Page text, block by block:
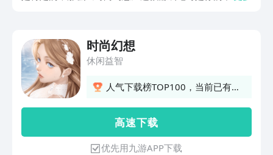
多样的换装玩法，还能邂逅浪漫的爱情故事，感受成长与
冒险的魅力。现在，就让我们一同探索如何通过九游平台
下载《时尚幻想》最新版本，开启这场令人心动的时尚之
旅。
时尚幻想
休闲益智
人气下载榜TOP100，当前已有5
高 速 下 载
优先用九游APP下载